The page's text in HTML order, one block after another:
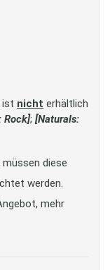
ist nicht erhältlich
Rock]; [Naturals:
diese
werden.
mehr